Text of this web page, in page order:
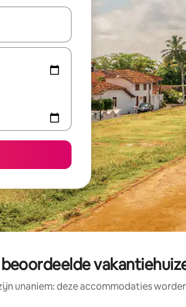
zijn, maak je een keuze met je de
unaniem: deze accommodaties